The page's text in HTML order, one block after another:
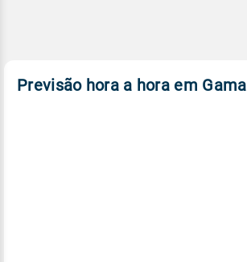
Previsão hora a hora em Gama